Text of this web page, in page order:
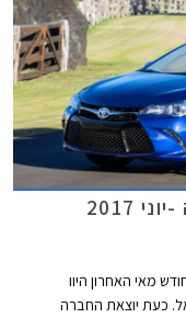
2017
מאי האחרון היוו
בישראל. כעת יוצאת החברה